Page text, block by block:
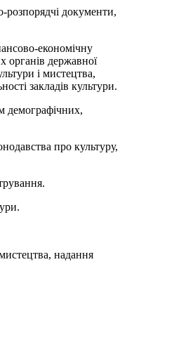
розпорядчі документи,
економічну
органів державної
і мистецтва,
закладів культури.
демографічних,
про культуру,
надання